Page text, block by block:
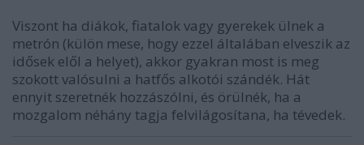
Viszont ha diákok, fiatalok vagy gyerekek ülnek a
metrón (külön mese, hogy ezzel általában elveszik az
idősek elől a helyet), akkor gyakran most is meg
szokott valósulni a hatfős alkotói szándék. Hát
ennyit szeretnék hozzászólni, és örülnék, ha a
mozgalom néhány tagja felvilágosítana, ha tévedek.